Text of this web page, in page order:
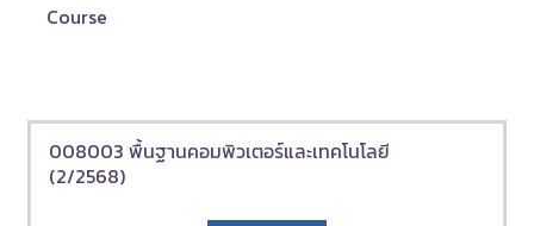
Course
008003 พื้นฐานคอมพิวเตอร์และเทคโนโลยี
(2/2568)